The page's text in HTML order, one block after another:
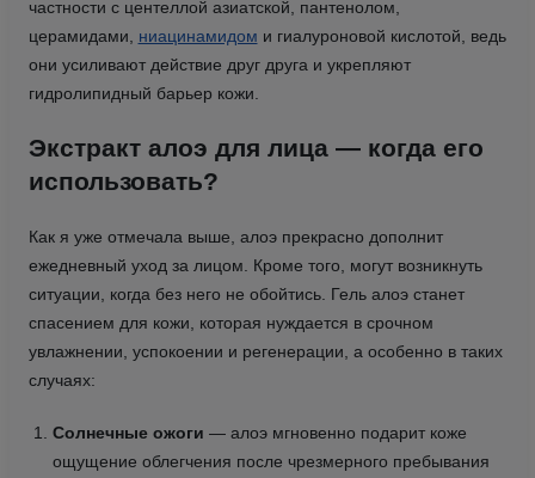
частности с центеллой азиатской, пантенолом,
церамидами, ниацинамидом и гиалуроновой кислотой, ведь
они усиливают действие друг друга и укрепляют
гидролипидный барьер кожи.
Экстракт алоэ для лица — когда его
использовать?
Как я уже отмечала выше, алоэ прекрасно дополнит
ежедневный уход за лицом. Кроме того, могут возникнуть
ситуации, когда без него не обойтись. Гель алоэ станет
спасением для кожи, которая нуждается в срочном
увлажнении, успокоении и регенерации, а особенно в таких
случаях:
Солнечные ожоги — алоэ мгновенно подарит коже
ощущение облегчения после чрезмерного пребывания